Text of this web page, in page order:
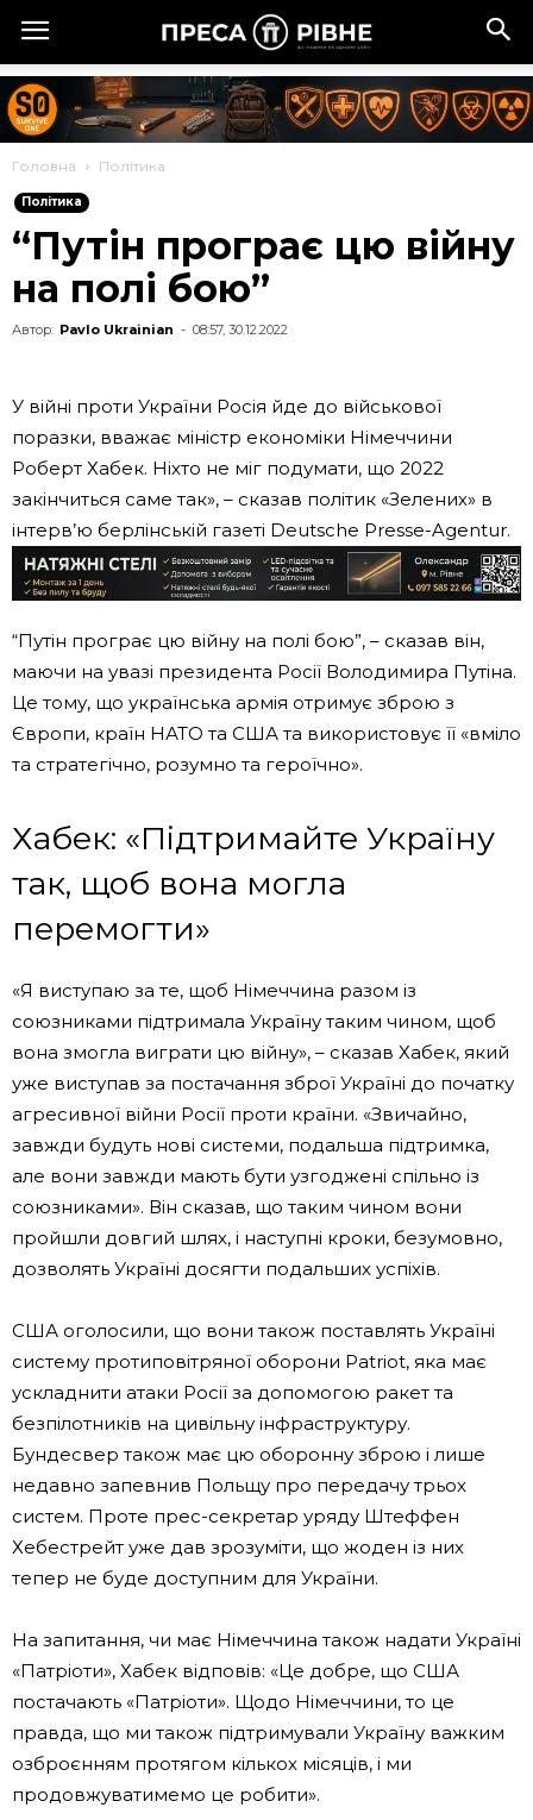
Головна Політика
Політика
“Путін програє цю війну
на полі бою”
Автор: Pavlo Ukrainian - 08:57, 30.12.2022
У війні проти України Росія йде до військової
поразки, вважає міністр економіки Німеччини
Роберт Хабек. Ніхто не міг подумати, що 2022
закінчиться саме так», – сказав політик «Зелених» в
інтерв’ю берлінській газеті Deutsche Presse-Agentur.
“Путін програє цю війну на полі бою”, – сказав він,
маючи на увазі президента Росії Володимира Путіна.
Це тому, що українська армія отримує зброю з
Європи, країн НАТО та США та використовує її «вміло
та стратегічно, розумно та героїчно».
Хабек: «Підтримайте Україну
так, щоб вона могла
перемогти»
«Я виступаю за те, щоб Німеччина разом із
союзниками підтримала Україну таким чином, щоб
вона змогла виграти цю війну», – сказав Хабек, який
уже виступав за постачання зброї Україні до початку
агресивної війни Росії проти країни. «Звичайно,
завжди будуть нові системи, подальша підтримка,
але вони завжди мають бути узгоджені спільно із
союзниками». Він сказав, що таким чином вони
пройшли довгий шлях, і наступні кроки, безумовно,
дозволять Україні досягти подальших успіхів.
США оголосили, що вони також поставлять Україні
систему протиповітряної оборони Patriot, яка має
ускладнити атаки Росії за допомогою ракет та
безпілотників на цивільну інфраструктуру.
Бундесвер також має цю оборонну зброю і лише
недавно запевнив Польщу про передачу трьох
систем. Проте прес-секретар уряду Штеффен
Хебестрейт уже дав зрозуміти, що жоден із них
тепер не буде доступним для України.
На запитання, чи має Німеччина також надати Україні
«Патріоти», Хабек відповів: «Це добре, що США
постачають «Патріоти». Щодо Німеччини, то це
правда, що ми також підтримували Україну важким
озброєнням протягом кількох місяців, і ми
продовжуватимемо це робити».